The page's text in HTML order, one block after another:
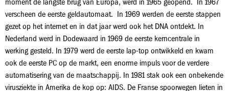
verscheen de eerste geldautomaat. In 1969 werden de eerste stappen
gezet op het internet en in dat jaar werd ook het DNA ontdekt. In
Nederland werd in Dodewaard in 1969 de eerste kerncentrale in
werking gesteld. In 1979 werd de eerste lap-top ontwikkeld en kwam
ook de eerste PC op de markt, een enorme impuls voor de verdere
automatisering van de maatschappij. In 1981 stak ook een onbekende
virusziekte in Amerika de kop op: AIDS. De Franse spoorwegen lieten in